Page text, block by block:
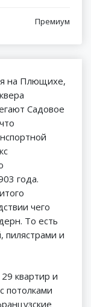
Премиум
на Плющихе,
Садовое
года.
чего
То есть
пилястрами и
квартир и
потолками